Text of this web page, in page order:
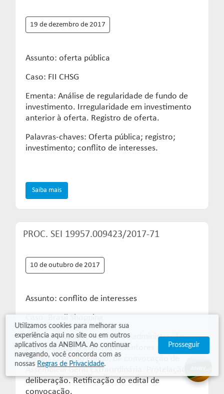
Utilizamos cookies para melhorar sua
experiência aqui no site ou em outros
aplicativos da ANBIMA. Ao continuar
navegando, você concorda com as
nossas Regras de Privacidade.
Prosseguir
19 de dezembro de 2017
Assunto: oferta pública
Caso: FII CHSG
Ementa: Análise de regularidade de fundo de
investimento. Irregularidade em investimento
anterior à oferta. Registro de oferta.
Palavras-chaves: Oferta pública; registro;
investimento; conflito de interesses.
Saiba mais
PROC. SEI 19957.009423/2017-71
10 de outubro de 2017
Assunto: conflito de interesses
Ementa: Redução da taxa de administração.
Solicitação, por cotistas detentores de mais de
5% das cotas do Fundo, de convocação de
Assembleia Geral Extraordinária. Protelação da
deliberação. Retificação do edital de
convocação.